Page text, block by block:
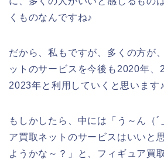
くものなんですね♪
だから、私もですが、多くの方が
ットのサービスを今後も2020年、
2023年と利用していくと思います♪
もしかしたら、中には「う～ん（´
ア買取ネットのサービスはいいと
ようかな～？」と、フィギュア買